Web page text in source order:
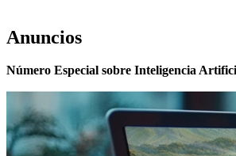
Anuncios
Número Especial sobre Inteligencia